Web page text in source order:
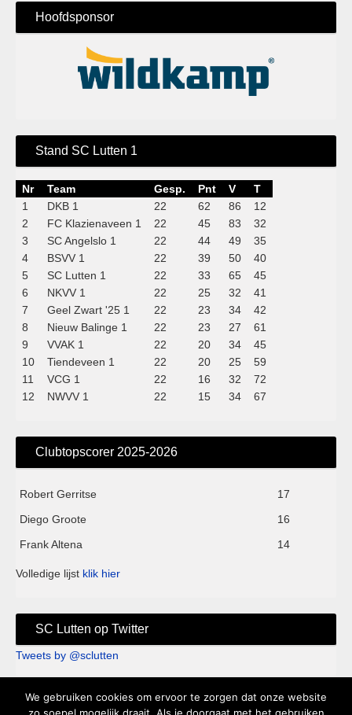
Hoofdsponsor
Stand SC Lutten 1
Nr Team Gesp. Pnt V
T
1
DKB 1 22 62 86
12
2
FC Klazienaveen 1 22 45 83
32
3
SC Angelslo 1 22 44 49
35
4
BSVV 1 22 39 50
40
5
SC Lutten 1 22 33 65
45
6
NKVV 1 22 25 32
41
7
Geel Zwart '25 1 22 23 34
42
8
Nieuw Balinge 1 22 23 27
61
9
VVAK 1 22 20 34
45
10
Tiendeveen 1 22 20 25
59
11
VCG 1 22 16 32
72
12
NWVV 1 22 15 34 67
Clubtopscorer 2025-2026
Robert Gerritse
17
Diego Groote
16
Frank Altena
14
Volledige lijst klik hier
SC Lutten op Twitter
Tweets by @sclutten
Sc Lutten - Sportpark de Kei - Knappersveldweg 1B - 7776 PA
We gebruiken cookies om ervoor te zorgen dat onze website